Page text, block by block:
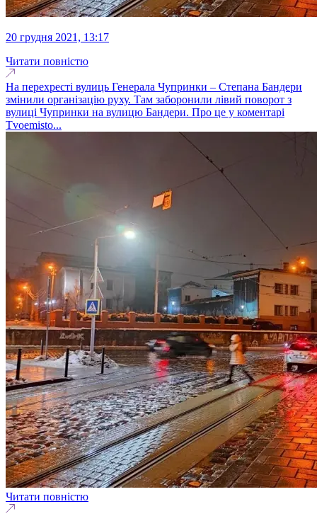
20 грудня 2021, 13:17
Читати повністю
На перехресті вулиць Генерала Чупринки – Степана Бандери
змінили організацію руху. Там заборонили лівий поворот з
вулиці Чупринки на вулицю Бандери. Про це у коментарі
Тvoemisto...
Читати повністю